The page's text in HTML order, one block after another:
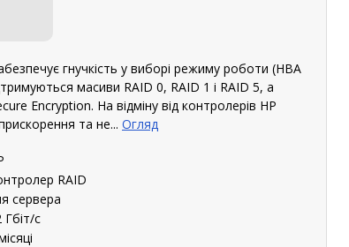
гнучкість у виборі режиму роботи (HBA
масиви RAID 0, RAID 1 і RAID 5, а
Encryption. На відміну від контролерів HP
та не... Огляд
RAID
сервера
Гбіт/с